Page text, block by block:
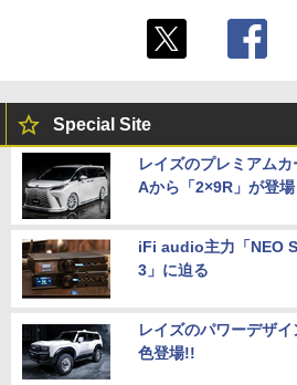
Special Site
レイズのプレミアム
Aから「2×9R」が登場
iFi audio主力「NEO
3」に迫る
レイズのパワーデザ
色登場!!